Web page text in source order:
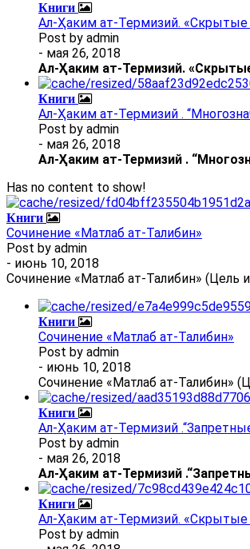
Книги
Ал-Ҳаким ат-Термизий.
Post by admin
- мая 26, 2018
Ал-Ҳаким ат-Термизий.
Книги
Ал-Ҳаким ат-Термизий .
Post by admin
- мая 26, 2018
Ал-Ҳаким ат-Термизий .
Has no content to show!
Книги
Сочинение «Матлаб ат-Талибин»
Post by admin
- июнь 10, 2018
Сочинение «Матлаб ат-Талибин»
Книги
Сочинение «Матлаб ат-Талибин»
Post by admin
- июнь 10, 2018
Сочинение «Матлаб ат-Талибин»
Книги
Ал-Ҳаким ат-Термизий
Post by admin
- мая 26, 2018
Ал-Ҳаким ат-Термизий .
Книги
Ал-Ҳаким ат-Термизий.
Post by admin